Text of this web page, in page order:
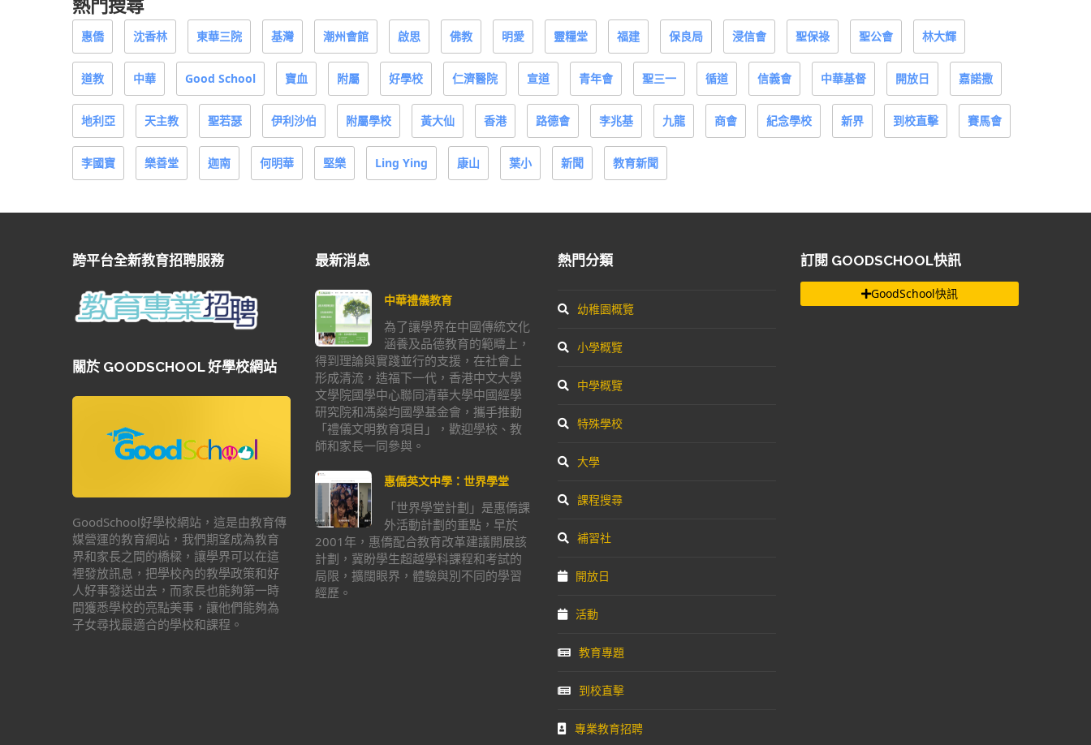
熱門搜尋
惠僑 沈香林 東華三院 基灣 潮州會館 啟思 佛教 明愛 靈糧堂 福建 保良局 浸信會 聖保祿 聖公會 林大輝
道教 中華 Good School 寶血 附屬 好學校 仁濟醫院 宣道 青年會 聖三一 循道 信義會 中華基督 開放日 嘉諾撒
地利亞 天主教 聖若瑟 伊利沙伯 附屬學校 黃大仙 香港 路德會 李兆基 九龍 商會 紀念學校 新界 到校直擊 賽馬會
李國寶 樂善堂 迦南 何明華 堅樂 Ling Ying 康山 葉小 新聞 教育新聞
跨平台全新教育招聘服務
關於 GOODSCHOOL 好學校網站
GoodSchool好學校網站，這是由教育傳
媒營運的教育網站，我們期望成為教育
界和家長之間的橋樑，讓學界可以在這
裡發放訊息，把學校內的教學政策和好
人好事發送出去，而家長也能夠第一時
間獲悉學校的亮點美事，讓他們能夠為
子女尋找最適合的學校和課程。
最新消息
中華禮儀教育
為了讓學界在中國傳統文化
涵養及品德教育的範疇上，
得到理論與實踐並行的支援，在社會上
形成清流，造福下一代，香港中文大學
文學院國學中心聯同清華大學中國經學
研究院和馮燊均國學基金會，攜手推動
「禮儀文明教育項目」，歡迎學校、教
師和家長一同參與。
惠僑英文中學：世界學堂
「世界學堂計劃」是惠僑課
外活動計劃的重點，早於
2001年，惠僑配合教育改革建議開展該
計劃，冀盼學生超越學科課程和考試的
局限，擴闊眼界，體驗與別不同的學習
經歷。
熱門分類
幼稚園概覽
小學概覽
中學概覽
特殊學校
大學
課程搜尋
補習社
開放日
活動
教育專題
到校直擊
專業教育招聘
訂閱 GOODSCHOOL快訊
GoodSchool快訊